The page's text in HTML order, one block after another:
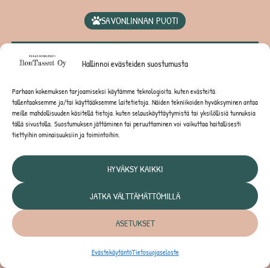
Hallinnoi evästeiden suostumusta
Parhaan kokemuksen tarjoamiseksi käytämme teknologioita, kuten evästeitä,
tallentaaksemme ja/tai käyttääksemme laitetietoja. Näiden tekniikoiden hyväksyminen antaa
meille mahdollisuuden käsitellä tietoja, kuten selauskäyttäytymistä tai yksilöllisiä tunnuksia
tällä sivustolla. Suostumuksen jättäminen tai peruuttaminen voi vaikuttaa haitallisesti
tiettyihin ominaisuuksiin ja toimintoihin.
HYVÄKSY KAIKKI
JATKA VÄLTTÄMÄTTÖMILLÄ
ASETUKSET
EvästekäytäntöTietosuojaseloste
SAVONLINNAN PUOTI
Osoite: Olavinkatu 41, 57100 Savonlinna
Avoinna: ma-pe klo 8-21 ja la-su 9-21
TUOTEVALIKOIMA
Hoitotarvikkeet